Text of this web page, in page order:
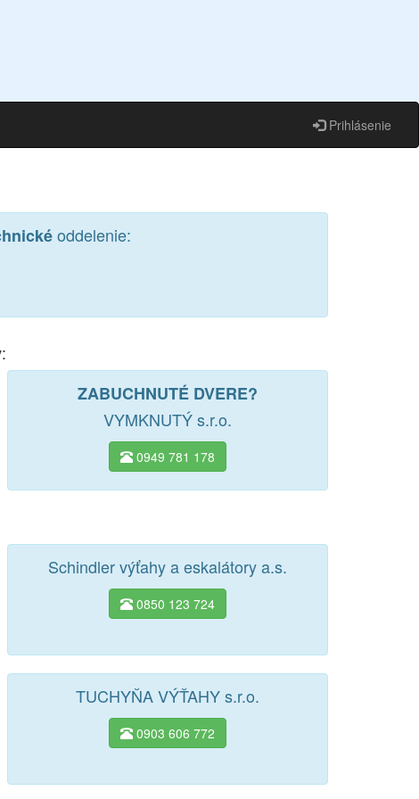
Prihlásenie
oddelenie:
ZABUCHNUTÉ DVERE?
VYMKNUTÝ s.r.o.
0949 781 178
Schindler výťahy a eskalátory a.s.
0850 123 724
TUCHYŇA VÝŤAHY s.r.o.
0903 606 772